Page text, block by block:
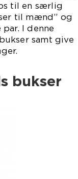
til en særlig
til mænd” og
I denne
samt give
bukser